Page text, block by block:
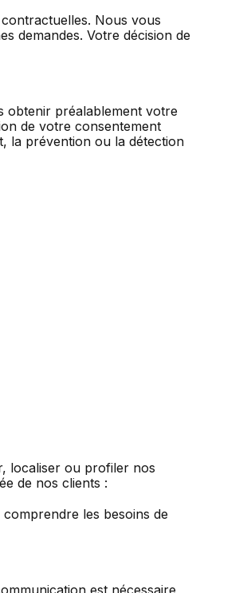
Nous vous
demandes. Votre décision de
obtenir préalablement votre
de votre consentement
la prévention ou la détection
localiser ou profiler nos
de nos clients :
les besoins de
est nécessaire